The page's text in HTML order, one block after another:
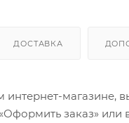
ДОСТАВКА
магазине,
заказ» или